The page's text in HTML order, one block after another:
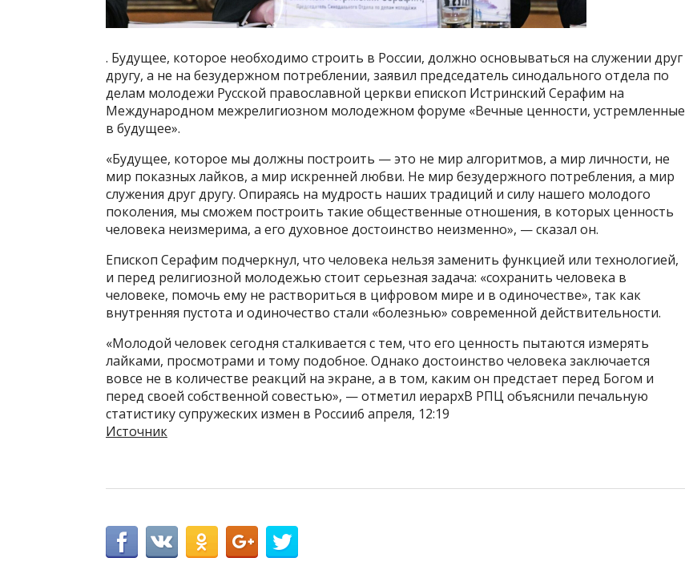
. Будущее, которое необходимо строить в России, должно основываться на служении друг
другу, а не на безудержном потреблении, заявил председатель синодального отдела по
делам молодежи Русской православной церкви епископ Истринский Серафим на
Международном межрелигиозном молодежном форуме «Вечные ценности, устремленные
в будущее».
«Будущее, которое мы должны построить — это не мир алгоритмов, а мир личности, не
мир показных лайков, а мир искренней любви. Не мир безудержного потребления, а мир
служения друг другу. Опираясь на мудрость наших традиций и силу нашего молодого
поколения, мы сможем построить такие общественные отношения, в которых ценность
человека неизмерима, а его духовное достоинство неизменно», — сказал он.
Епископ Серафим подчеркнул, что человека нельзя заменить функцией или технологией,
и перед религиозной молодежью стоит серьезная задача: «сохранить человека в
человеке, помочь ему не раствориться в цифровом мире и в одиночестве», так как
внутренняя пустота и одиночество стали «болезнью» современной действительности.
«Молодой человек сегодня сталкивается с тем, что его ценность пытаются измерять
лайками, просмотрами и тому подобное. Однако достоинство человека заключается
вовсе не в количестве реакций на экране, а в том, каким он предстает перед Богом и
перед своей собственной совестью», — отметил иерархВ РПЦ объяснили печальную
статистику супружеских измен в России6 апреля, 12:19
Источник